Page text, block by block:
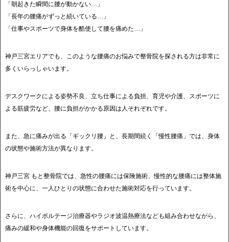
「朝起きた瞬間に腰が動かない…」
「長年の腰痛がずっと続いている…」
「仕事やスポーツで身体を酷使して腰を痛めた…」
神戸三宮エリアでも、このような腰痛のお悩みで整骨院を探される方は非常に
多くいらっしゃいます。
デスクワークによる姿勢不良、立ち仕事による負担、育児や介護、スポーツに
よる筋疲労など、腰に負担がかかる原因は人それぞれです。
また、急に痛みが出る「ギックリ腰」と、長期間続く「慢性腰痛」では、身体
の状態や施術方法が異なります。
神戸三宮 もと整骨院では、急性の腰痛には保険施術、慢性的な腰痛には整体施
術を中心に、一人ひとりの状態に合わせた施術対応を行っています。
さらに、ハイボルテージ治療器やラジオ波温熱療法なども組み合わせながら、
痛みの緩和や身体機能の回復をサポートしています。